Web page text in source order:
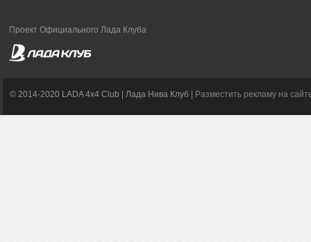
Проект Официального Лада Клуба
© 2014-2020 LADA 4x4 Club | Лада Нива Клуб | Разместить рекламу на